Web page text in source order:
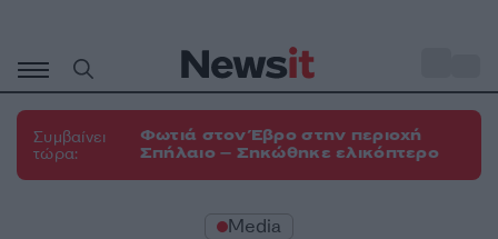
περιεχόμενο
Συμβαίνει
τώρα:
Φωτιά στον Έβρο στην περιοχή
Σπήλαιο – Σηκώθηκε ελικόπτερο
Media